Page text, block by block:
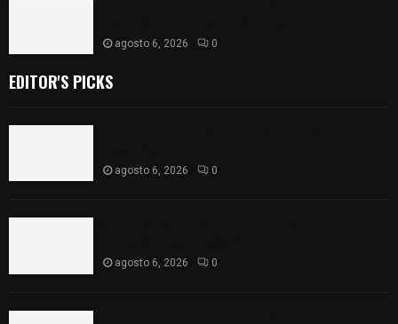
agosto 6, 2026 0
EDITOR'S PICKS
agosto 6, 2026 0
agosto 6, 2026 0